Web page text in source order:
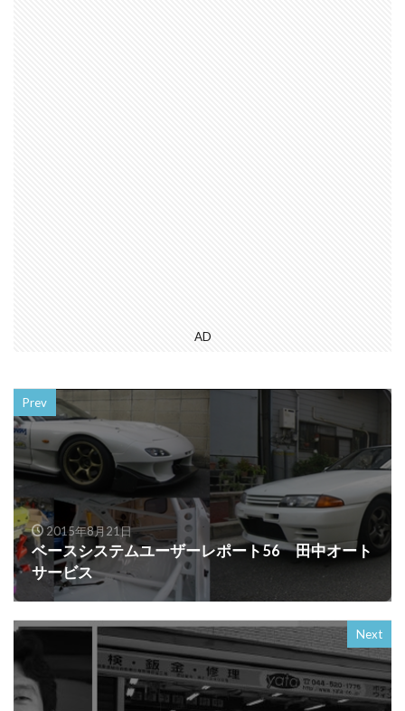
AD
Prev
2015年8月21日
ベースシステムユーザーレポート56 田中オート
サービス
Next